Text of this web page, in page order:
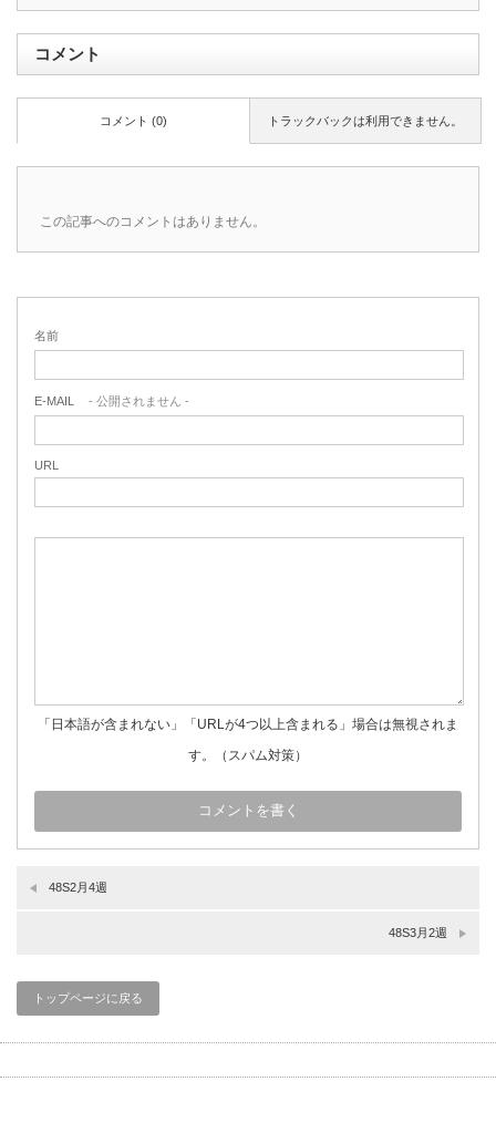
コメント
トラックバックは利用できません。
コメント (0)
この記事へのコメントはありません。
名前
E-MAIL - 公開されません -
URL
「日本語が含まれない」「URLが4つ以上含まれる」場合は無視されま
す。（スパム対策）
48S2月4週
48S3月2週
トップページに戻る